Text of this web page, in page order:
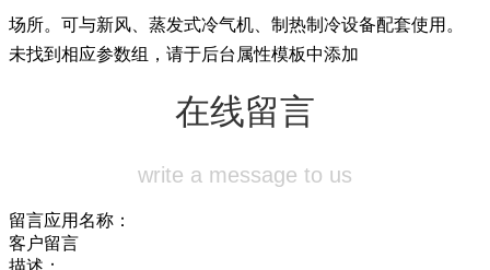
场所。可与新风、蒸发式冷气机、制热制冷设备配套使用。
未找到相应参数组，请于后台属性模板中添加
在线留言
write a message to us
留言应用名称：
客户留言